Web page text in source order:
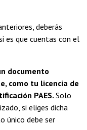
deberás
es que cuentas con el
documento
como tu licencia de
PAES. Solo
si eliges dicha
único debe ser